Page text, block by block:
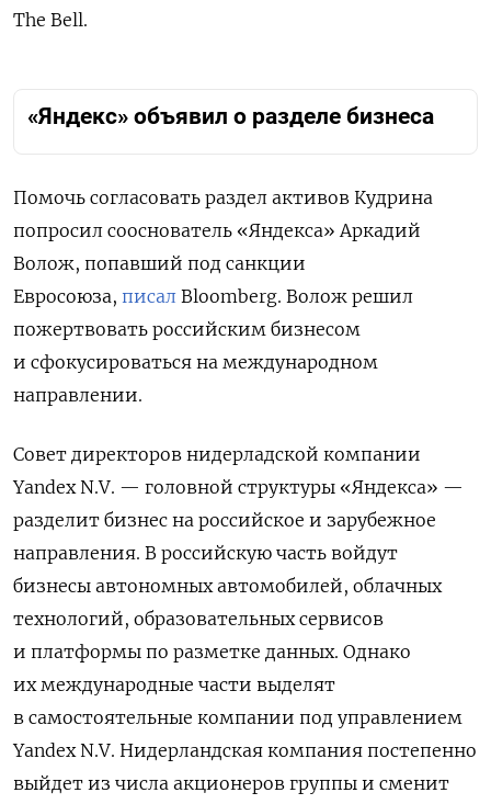
The Bell.
«Яндекс» объявил о разделе бизнеса
Помочь согласовать раздел активов Кудрина
попросил сооснователь «Яндекса» Аркадий
Волож, попавший под санкции
Евросоюза, писал Bloomberg. Волож решил
пожертвовать российским бизнесом
и сфокусироваться на международном
направлении.
Совет директоров нидерладской компании
Yandex N.V. — головной структуры «Яндекса» —
разделит бизнес на российское и зарубежное
направления. В российскую часть войдут
бизнесы автономных автомобилей, облачных
технологий, образовательных сервисов
и платформы по разметке данных. Однако
их международные части выделят
в самостоятельные компании под управлением
Yandex N.V. Нидерландская компания постепенно
выйдет из числа акционеров группы и сменит